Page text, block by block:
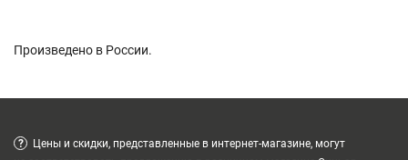
Произведено в России.
?
Цены и скидки, представленные в интернет-магазине, могут